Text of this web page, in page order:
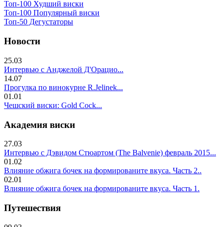
Топ-100 Худший виски
Топ-100 Популярный виски
Топ-50 Дегустаторы
Новости
25.03
Интервью с Анджелой Д'Орацио...
14.07
Прогулка по винокурне R.Jelinek...
01.01
Чешский виски: Gold Cock...
Академия виски
27.03
Интервью с Дэвидом Стюартом (The Balvenie) февраль 2015...
01.02
Влияние обжига бочек на формированите вкуса. Часть 2..
02.01
Влияние обжига бочек на формированите вкуса. Часть 1.
Путешествия